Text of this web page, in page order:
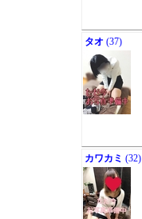
タオ (37)
カワカミ (32)